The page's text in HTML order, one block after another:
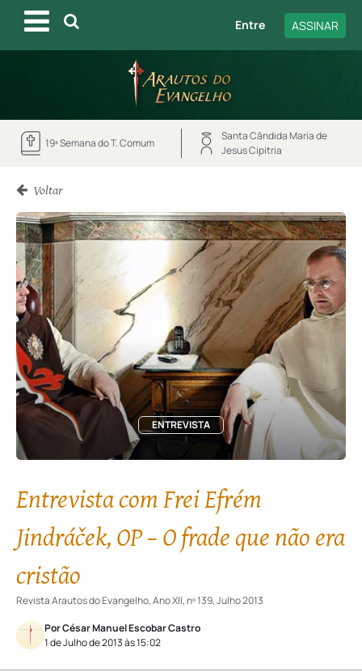
Entre ASSINAR
19ª Semana do T. Comum
Santa Cândida Maria de
Jesus Cipitria
Voltar
ENTREVISTA
Entrevista com Frei Efrém
Jindráček, OP – O frade que não era
cristão
Revista Arautos do Evangelho, Ano XII, nº 139, Julho 2013
Por César Manuel Escobar Castro
1 de Julho de 2013 às 15:02